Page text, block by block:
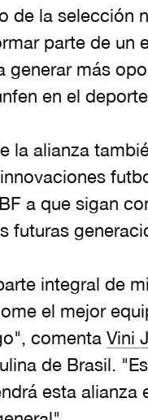
de la selección
parte de un
generar más
en el
la alianza
a que sigan
futuras
integral de
el mejor
comenta Vini
de Brasil.
esta alianza